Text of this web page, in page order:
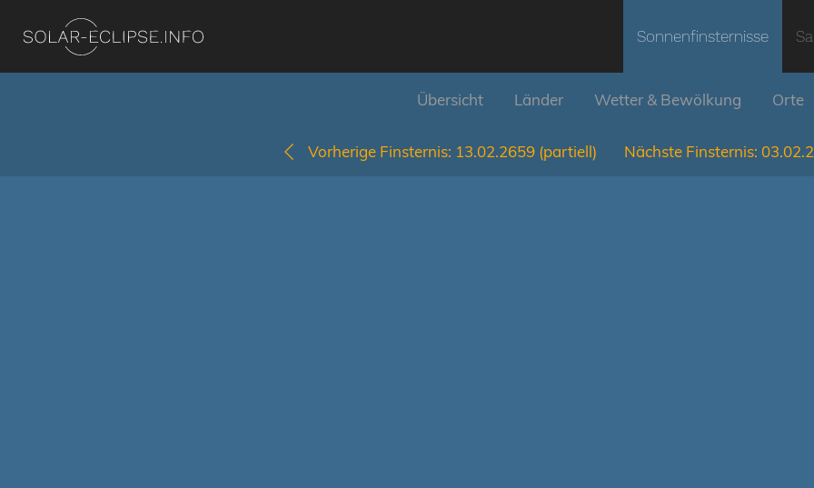
Sonnenfinsternisse
Übersicht Länder Wetter & Bewölkung Orte
Vorherige Finsternis: 13.02.2659 (partiell) Nächste Finsternis: